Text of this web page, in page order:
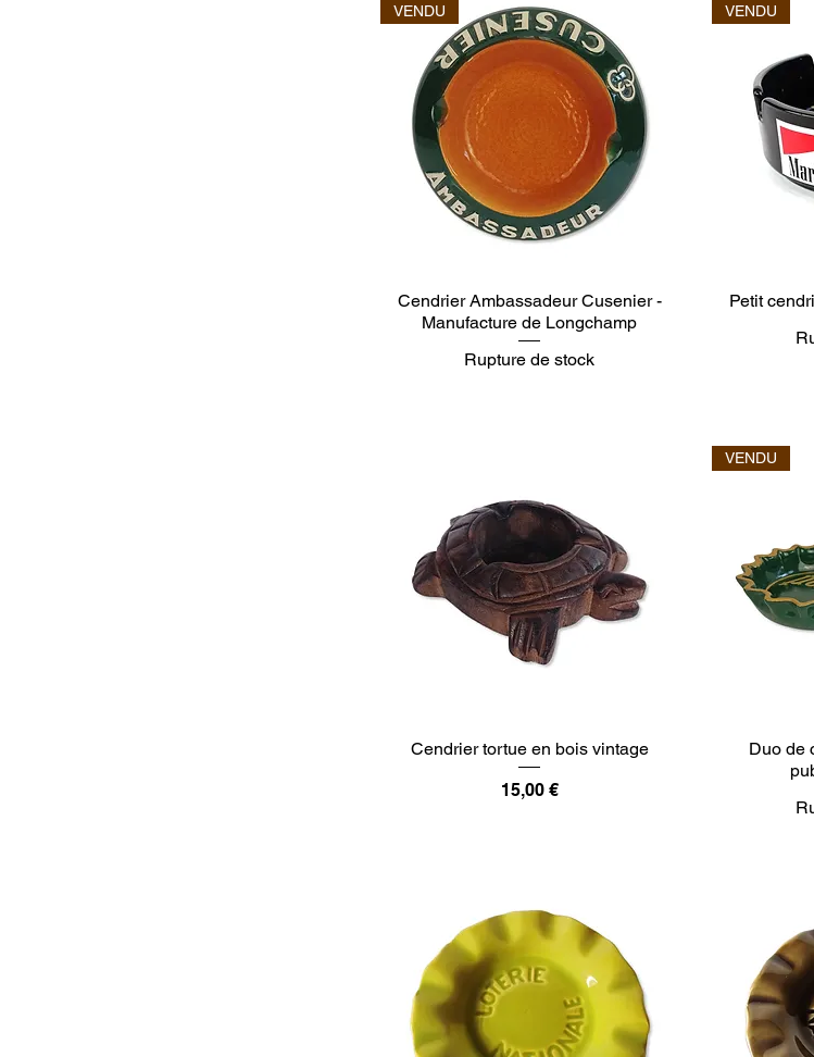
VENDU
Cendrier Ambassadeur Cusenier -
Manufacture de Longchamp
Rupture de stock
VENDU
Petit
Cendrier tortue en bois vintage
Prix
15,00 €
VENDU
Duo de